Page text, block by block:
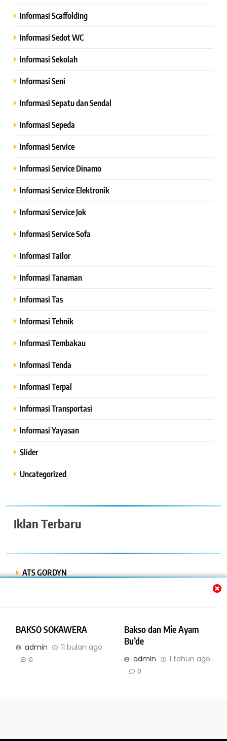
BAKSO SOKAWERA
admin 11 bulan ago
0
Bakso dan Mie Ayam
Bu’de
admin 1 tahun ago
0
Informasi Scaffolding
Informasi Sedot WC
Informasi Sekolah
Informasi Seni
Informasi Sepatu dan Sendal
Informasi Sepeda
Informasi Service
Informasi Service Dinamo
Informasi Service Elektronik
Informasi Service Jok
Informasi Service Sofa
Informasi Tailor
Informasi Tanaman
Informasi Tas
Informasi Tehnik
Informasi Tembakau
Informasi Tenda
Informasi Terpal
Informasi Transportasi
Informasi Yayasan
Slider
Uncategorized
Iklan Terbaru
ATS GORDYN
BENGKEL LAS AMR